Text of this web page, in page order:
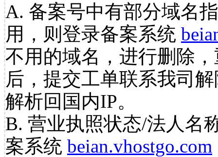
A. 备案号中有部分域名
用，则登录备案系统
不用的域名，进行删除
后，提交工单联系我司
解析回国内IP。
B. 营业执照状态/法人名
案系统 beian.vhostgo.com